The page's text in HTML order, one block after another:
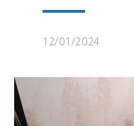
12/01/2024